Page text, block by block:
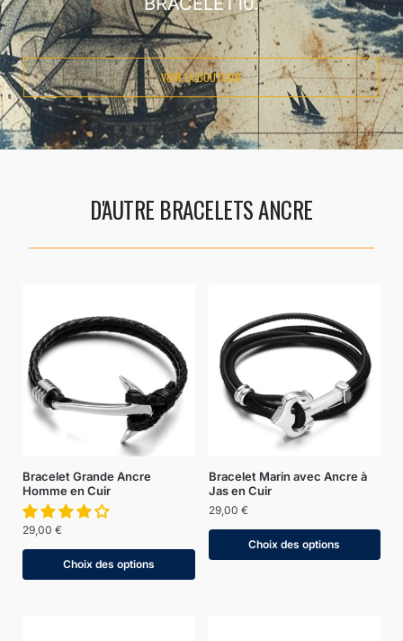
VOIR LA BOUTIQUE
D'AUTRE BRACELETS ANCRE
Bracelet Grande Ancre
Homme en Cuir
29,00 €
Choix des options
Bracelet Marin avec Ancre à
Jas en Cuir
29,00 €
Choix des options